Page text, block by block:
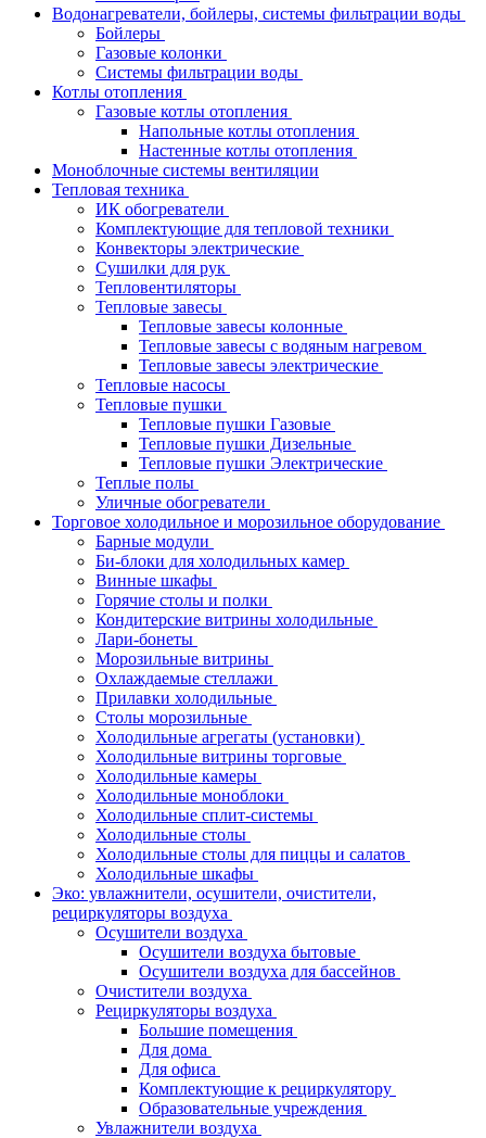
Водонагреватели, бойлеры, системы фильтрации воды
Бойлеры
Газовые колонки
Системы фильтрации воды
Котлы отопления
Газовые котлы отопления
Напольные котлы отопления
Настенные котлы отопления
Моноблочные системы вентиляции
Тепловая техника
ИК обогреватели
Комплектующие для тепловой техники
Конвекторы электрические
Сушилки для рук
Тепловентиляторы
Тепловые завесы
Тепловые завесы колонные
Тепловые завесы с водяным нагревом
Тепловые завесы электрические
Тепловые насосы
Тепловые пушки
Тепловые пушки Газовые
Тепловые пушки Дизельные
Тепловые пушки Электрические
Теплые полы
Уличные обогреватели
Торговое холодильное и морозильное оборудование
Барные модули
Би-блоки для холодильных камер
Винные шкафы
Горячие столы и полки
Кондитерские витрины холодильные
Лари-бонеты
Морозильные витрины
Охлаждаемые стеллажи
Прилавки холодильные
Столы морозильные
Холодильные агрегаты (установки)
Холодильные витрины торговые
Холодильные камеры
Холодильные моноблоки
Холодильные сплит-системы
Холодильные столы
Холодильные столы для пиццы и салатов
Холодильные шкафы
Эко: увлажнители, осушители, очистители,
рециркуляторы воздуха
Осушители воздуха
Осушители воздуха бытовые
Осушители воздуха для бассейнов
Очистители воздуха
Рециркуляторы воздуха
Большие помещения
Для дома
Для офиса
Комплектующие к рециркулятору
Образовательные учреждения
Увлажнители воздуха